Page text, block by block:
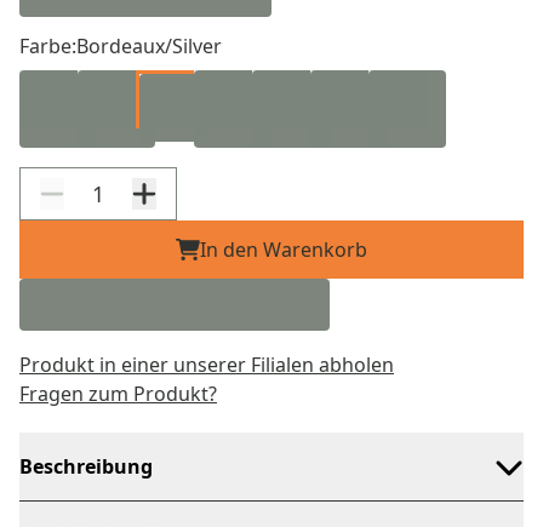
Farbe:Bordeaux/Silver
In den Warenkorb
Produkt in einer unserer Filialen abholen
Fragen zum Produkt?
Beschreibung